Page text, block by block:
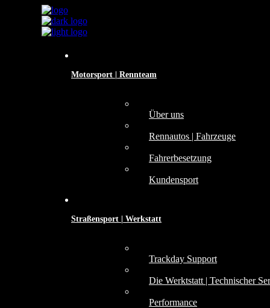
Motorsport | Rennteam
Über uns
Rennautos | Fahrzeuge
Fahrerbesetzung
Kundensport
Straßensport | Werkstatt
Trackday Support
Die Werktstatt | Technischer
Performance